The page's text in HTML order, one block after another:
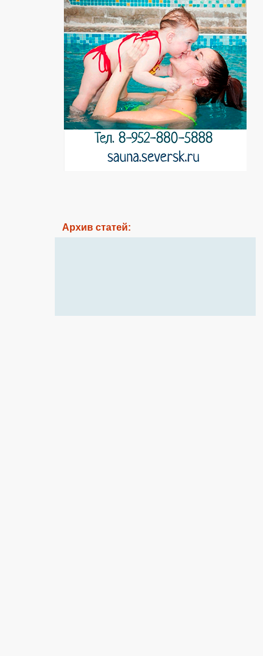
Архив статей: